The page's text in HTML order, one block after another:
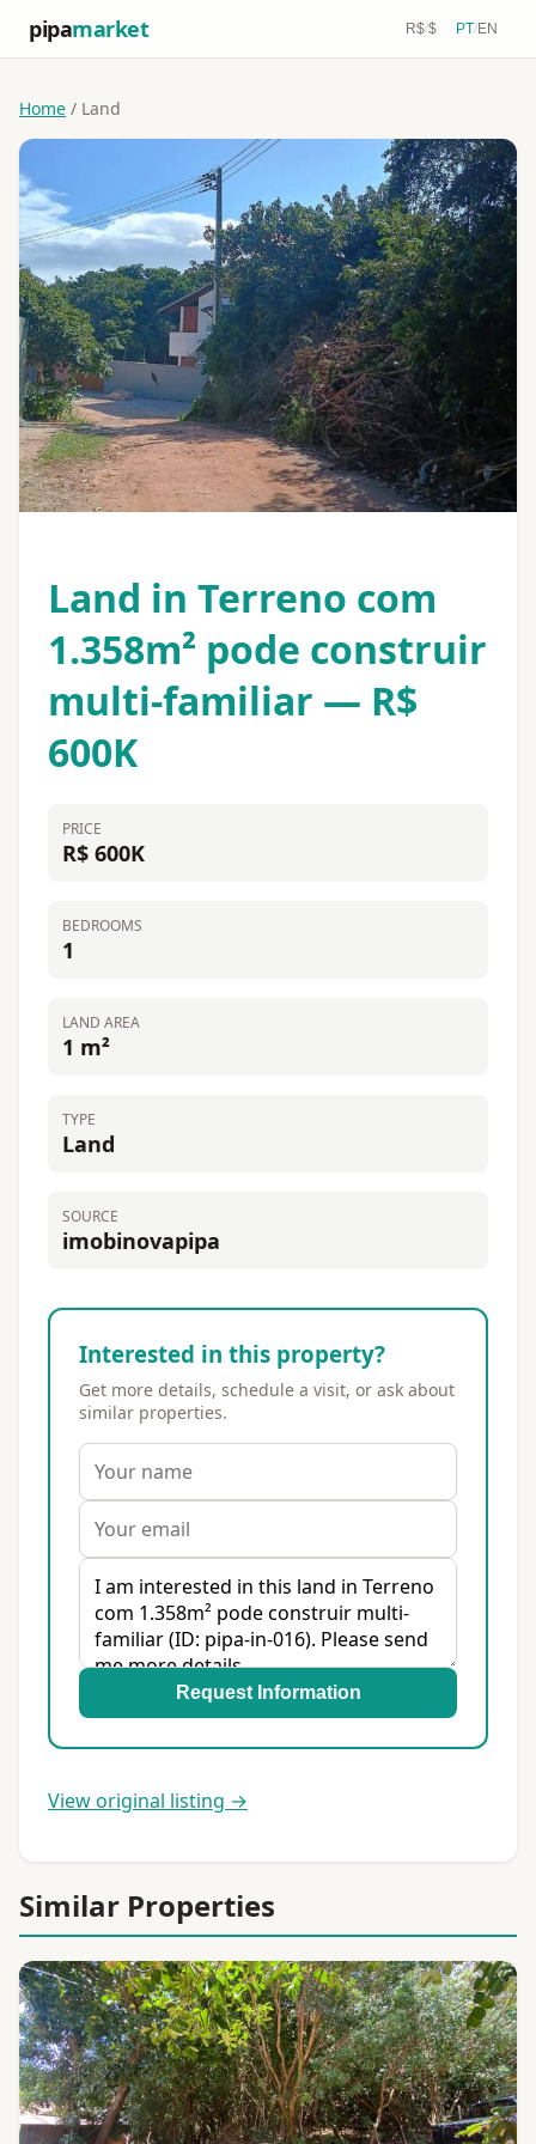
pipamarket R$/$ PT/EN
Home / Land
Land in Terreno com
1.358m² pode construir
multi-familiar — R$
600K
PRICE
R$ 600K
BEDROOMS
1
LAND AREA
1 m²
TYPE
Land
SOURCE
imobinovapipa
Interested in this property?
Get more details, schedule a visit, or ask about
similar properties.
Request Information
View original listing →
Similar Properties